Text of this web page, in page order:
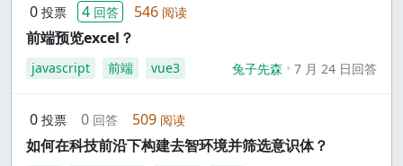
0 投票 4 回答 546 阅读
前端预览excel？
javascript 前端 vue3 兔子先森 7 月 24 日回答
0 投票 0 回答 509 阅读
如何在科技前沿下构建去智环境并筛选意识体？